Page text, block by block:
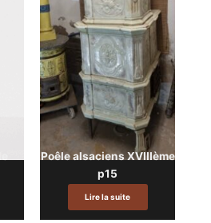
Poêle alsaciens XVIIIème
p15
Lire la suite